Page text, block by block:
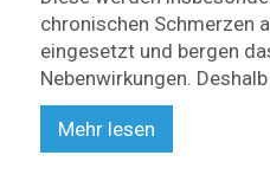
chronischen Schmerzen
eingesetzt und bergen
Nebenwirkungen.
Mehr lesen